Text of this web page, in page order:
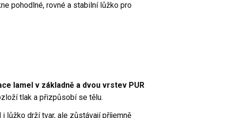
pohodlné, rovné a stabilní lůžko pro
lamel v základně a dvou vrstev PUR
tlak a přizpůsobí se tělu.
i lůžko drží tvar, ale zůstávají příjemně